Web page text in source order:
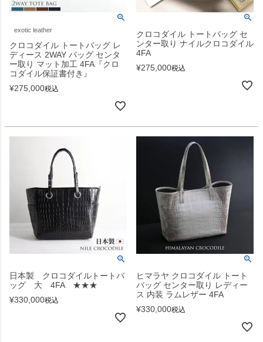
exotic leather
クロコダイル トートバッグ レ
ディース 2WAY バッグ センタ
ー取り マット加工 4FA『クロ
コダイル保証書付き』
¥275,000税込
クロコダイル トートバッグ セ
ンター取り ナイルクロコダイル
4FA
¥275,000税込
日本製 クロコダイルトートバ
ッグ 大 4FA ★★★
¥330,000税込
ヒマラヤ クロコダイル トート
バッグ センター取り レディー
ス 内装 ラムレザー 4FA
¥330,000税込